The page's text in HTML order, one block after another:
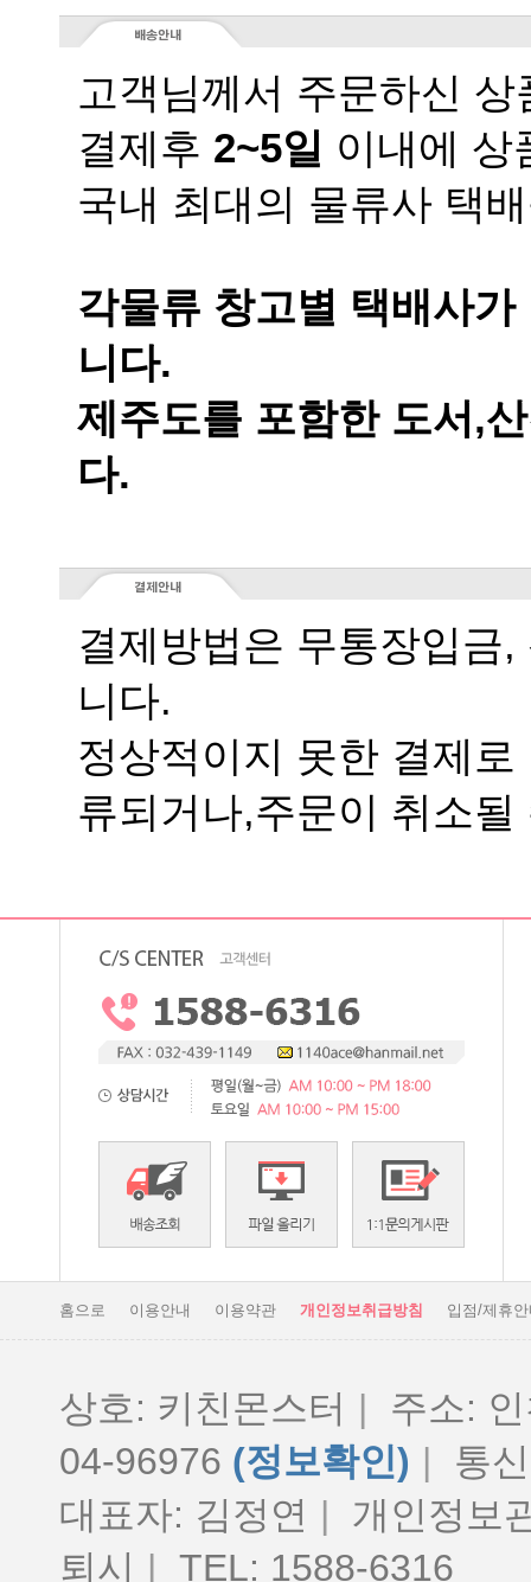
고객님께서 주문하신
결제후 2~5일 이내에 상
국내 최대의 물류사 택
니다.
다.
니다.
류되거나,주문이 취소될
홈으로 이용안내 이용약관 개인정보취급방침 입점/제휴
상호: 키친몬스터 |
주소:
04-96976 (정보확인) |
통
대표자: 김정연 |
개인정보
퇴시
| TEL: 1588-6316